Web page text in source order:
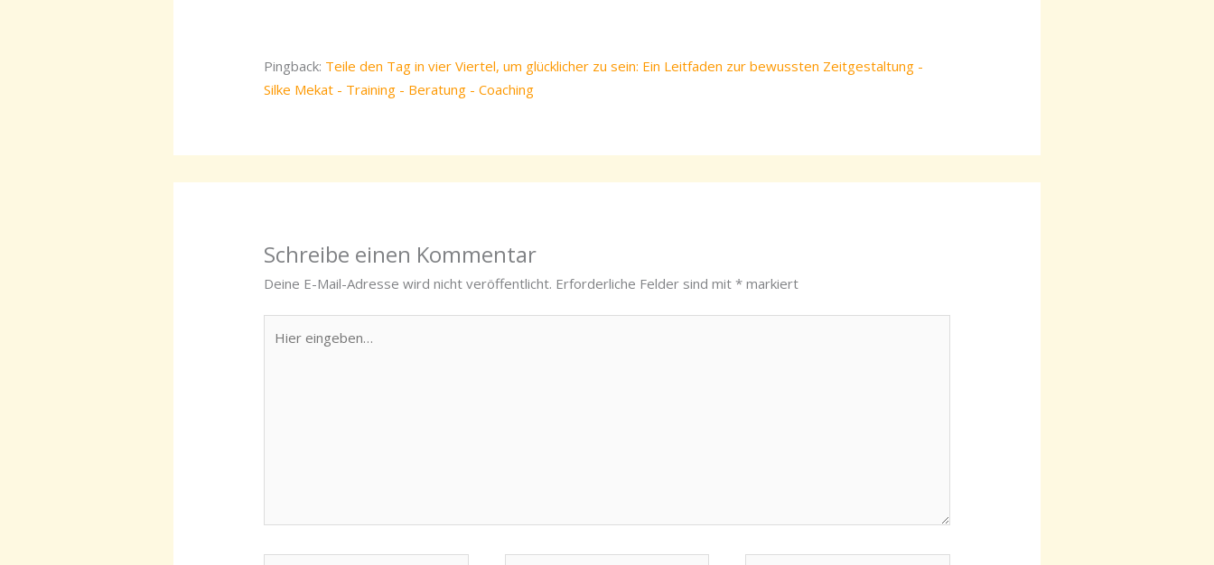
Pingback: Teile den Tag in vier Viertel, um glücklicher zu sein: Ein Leitfaden zur bewussten Zeitgestaltung -
Silke Mekat - Training - Beratung - Coaching
Schreibe einen Kommentar
Deine E-Mail-Adresse wird nicht veröffentlicht. Erforderliche Felder sind mit* markiert
eingeben…